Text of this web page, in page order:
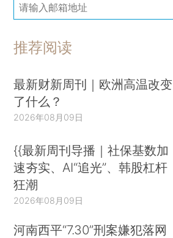
推荐阅读
最新财新周刊｜欧洲高温改变
了什么？
2026年08月09日
{{最新周刊导播｜社保基数加
速夯实、AI“追光”、韩股杠杆
狂潮
2026年08月09日
河南西平“7.30”刑案嫌犯落网